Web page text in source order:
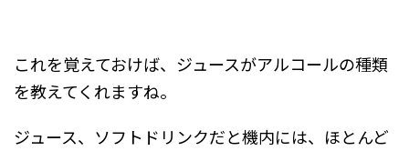
これを覚えておけば、ジュースがアルコールの種類
を教えてくれますね。
ジュース、ソフトドリンクだと機内には、ほとんど